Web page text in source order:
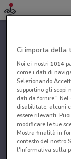
Ci importa della
Noi e i nostri 1014
come i dati di
Selezionando
supportino gli scopi
dati da fornire". Nel
disabilitate, alcuni
essere rilevanti.
modificare le tue
Mostra finalità in
contesto del nostro
l'Informativa sulla